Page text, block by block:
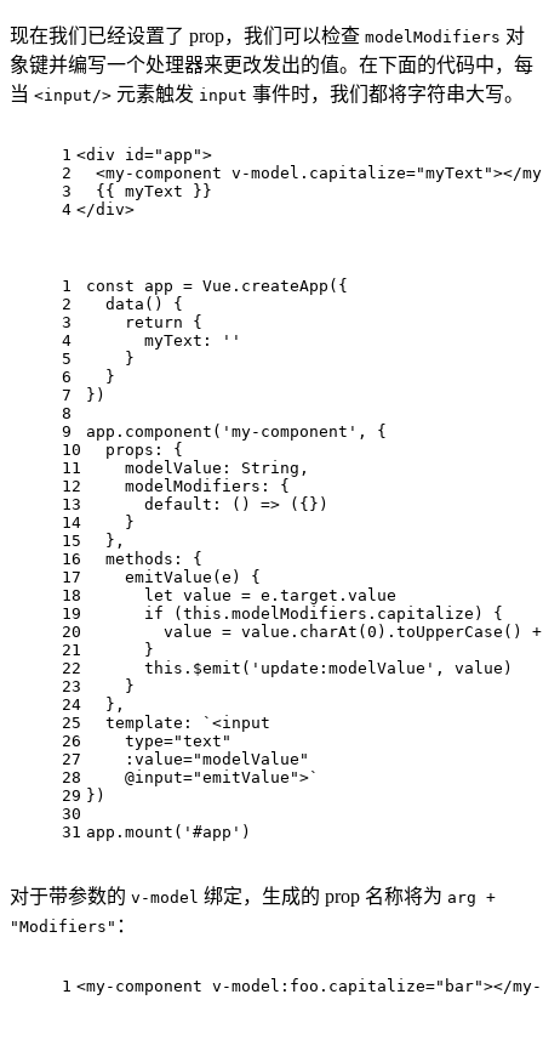
现在我们已经设置了 prop，我们可以检查 modelModifiers 对
象键并编写一个处理器来更改发出的值。在下面的代码中，每
当 <input/> 元素触发 input 事件时，我们都将字符串大写。
1
2
3
4
<div id="app">
<my-component v-model.capitalize="myText"></
  {{ myText }}
</div>
1
2
3
4
5
6
7
8
9
10
11
12
13
14
15
16
17
18
19
20
21
22
23
24
25
26
27
28
29
30
31
const app = Vue . createApp ({
data ( ) {
return {
myText :
''
    }
  }
})
app. component ( 'my-component' , {
props : {
modelValue : String ,
modelModifiers : {
default : () => ({})
    }
  },
methods : {
emitValue (e ) {
let value = e. target . value
if (this . modelModifiers . capitalize ) {
        value = value.
charAt (0 ). toUpperCase ()
      }
this .$emit( 'update:modelValue' , value)
    }
  },
template :
`<input
    type="text"
    :value="modelValue"
    @input="emitValue">`
})
app. mount ( '#app' )
对于带参数的 v-model 绑定，生成的 prop 名称将为 arg +
"Modifiers" ：
1 <my-component v-model:foo.capitalize="bar"></